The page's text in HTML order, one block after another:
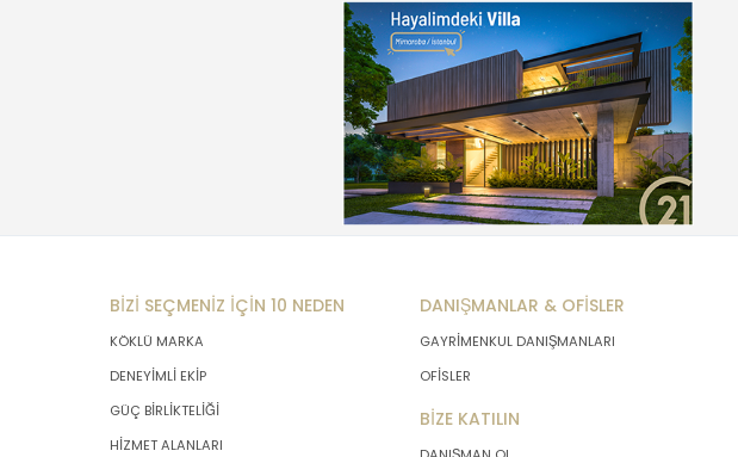
BİZİ SEÇMENİZ İÇİN 10 NEDEN
KÖKLÜ MARKA
DENEYİMLİ EKİP
GÜÇ BİRLİKTELİĞİ
HİZMET ALANLARI
DANIŞMANLAR & OFİSLER
GAYRİMENKUL DANIŞMANLARI
OFİSLER
BİZE KATILIN